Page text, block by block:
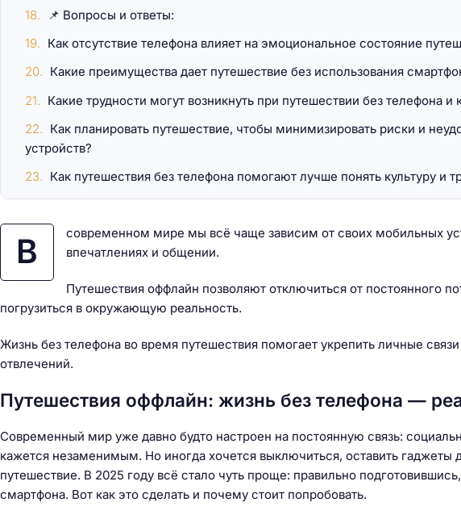
В
современном мире мы всё чаще зависим от своих мобильных
впечатлениях и общении.
Путешествия оффлайн позволяют отключиться от постоянного
погрузиться в окружающую реальность.
Жизнь без телефона во время путешествия помогает укрепить личные
отвлечений.
Путешествия оффлайн: жизнь без телефона —
Современный мир уже давно будто настроен на постоянную связь:
кажется незаменимым. Но иногда хочется выключиться, оставить гаджеты
путешествие. В 2025 году всё стало чуть проще: правильно
смартфона. Вот как это сделать и почему стоит попробовать.
📌 Вопросы и ответы:
Как отсутствие телефона влияет на эмоциональное состояние
Какие преимущества дает путешествие без использования
Какие трудности могут возникнуть при путешествии без телефона и
Как планировать путешествие, чтобы минимизировать риски и
устройств?
Как путешествия без телефона помогают лучше понять культуру и